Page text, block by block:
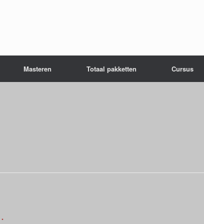
Masteren Totaal pakketten Cursus
*